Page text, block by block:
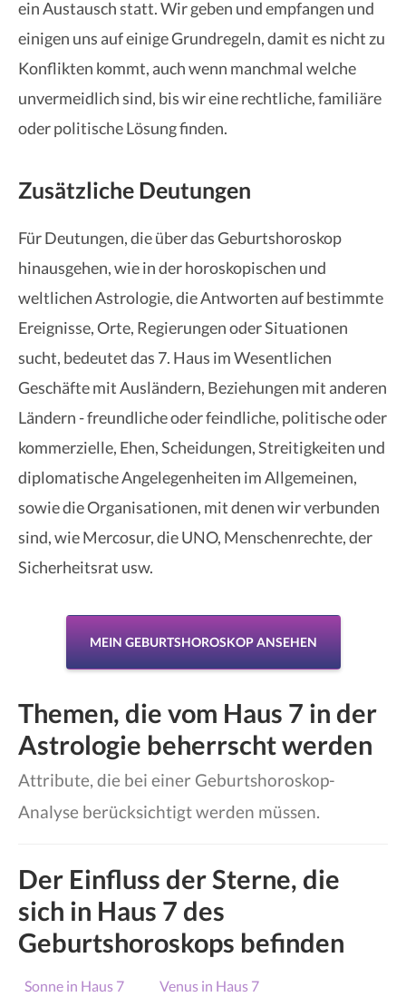
ein Austausch statt. Wir geben und empfangen und
einigen uns auf einige Grundregeln, damit es nicht zu
Konflikten kommt, auch wenn manchmal welche
unvermeidlich sind, bis wir eine rechtliche, familiäre
oder politische Lösung finden.
Zusätzliche Deutungen
Für Deutungen, die über das Geburtshoroskop
hinausgehen, wie in der horoskopischen und
weltlichen Astrologie, die Antworten auf bestimmte
Ereignisse, Orte, Regierungen oder Situationen
sucht, bedeutet das 7. Haus im Wesentlichen
Geschäfte mit Ausländern, Beziehungen mit anderen
Ländern - freundliche oder feindliche, politische oder
kommerzielle, Ehen, Scheidungen, Streitigkeiten und
diplomatische Angelegenheiten im Allgemeinen,
sowie die Organisationen, mit denen wir verbunden
sind, wie Mercosur, die UNO, Menschenrechte, der
Sicherheitsrat usw.
MEIN GEBURTSHOROSKOP ANSEHEN
Themen, die vom Haus 7 in der
Astrologie beherrscht werden
Attribute, die bei einer Geburtshoroskop-
Analyse berücksichtigt werden müssen.
Der Einfluss der Sterne, die
sich in Haus 7 des
Geburtshoroskops befinden
Sonne in Haus 7
Venus in Haus 7